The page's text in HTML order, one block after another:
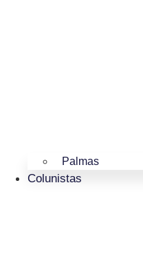
Palmas
Colunistas